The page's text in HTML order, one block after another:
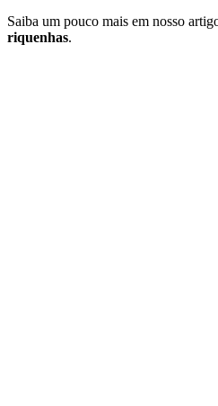
Saiba um pouco mais em nosso
riquenhas.